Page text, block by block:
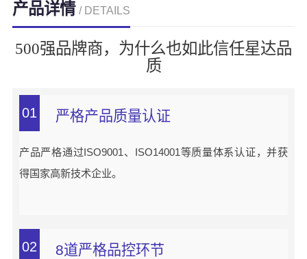
产品详情 / DETAILS
500强品牌商，为什么也如此信任星达品
质
01 严格产品质量认证
产品严格通过ISO9001、ISO14001等质量体系认证，并获
得国家高新技术企业。
02 8道严格品控环节